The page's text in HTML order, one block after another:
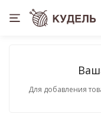
Для добавления